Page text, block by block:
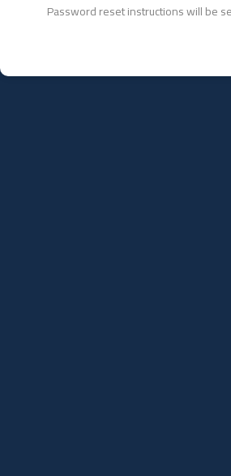
Password reset instructions will be